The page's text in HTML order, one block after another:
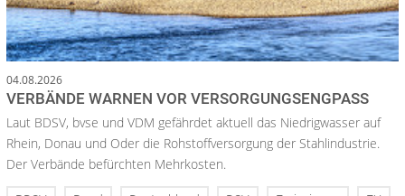
04.08.2026
VERBÄNDE WARNEN VOR VERSORGUNGSENGPASS
Laut BDSV, bvse und VDM gefährdet aktuell das Niedrigwasser auf
Rhein, Donau und Oder die Rohstoffversorgung der Stahlindustrie.
Der Verbände befürchten Mehrkosten.